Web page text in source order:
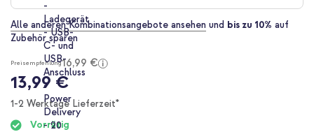
Alle anderen Kombinationsangebote ansehen und bis zu 10% auf
Zubehör sparen
Preisempfehlung16,99 €
13,99 €
1-2 Werktage Lieferzeit*
Vorrätig